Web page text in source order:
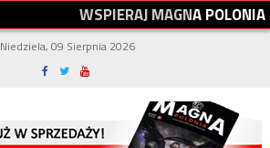
WSPIERAJMAGNAPOLONIA
Niedziela, 09 Sierpnia 2026